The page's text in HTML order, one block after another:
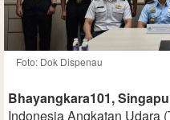
Foto: Dok Dispenau
Bhayangkara101,
Indonesia Angkatan Udara